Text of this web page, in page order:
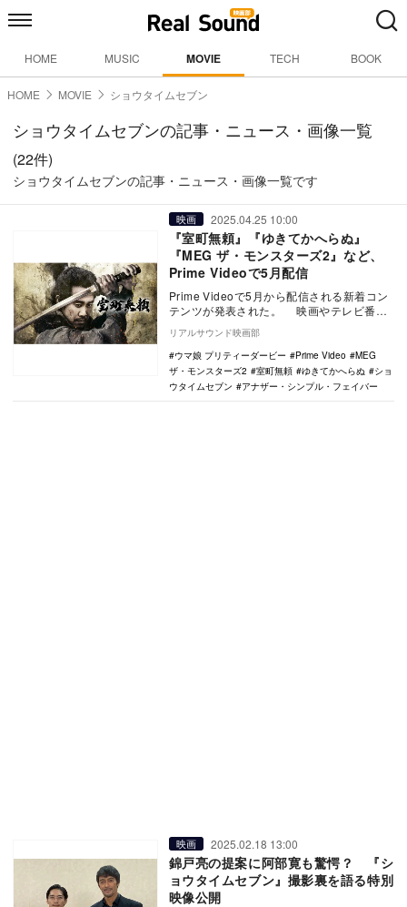
HOME MUSIC MOVIE TECH BOOK
HOME MOVIE ショウタイムセブン
ショウタイムセブンの記事・ニュース・画像一覧
(22件)
ショウタイムセブンの記事・ニュース・画像一覧です
映画 2025.04.25 10:00
『室町無頼』『ゆきてかへらぬ』
『MEG ザ・モンスターズ2』など、
Prime Videoで5月配信
Prime Videoで5月から配信される新着コン
テンツが発表された。 映画やテレビ番組
が見放題のPrime VideoのS…
リアルサウンド映画部
ウマ娘 プリティーダービー
Prime Video
MEG
ザ・モンスターズ2
室町無頼 ゆきてかへらぬ
ショ
ウタイムセブン
アナザー・シンプル・フェイバー
映画 2025.02.18 13:00
錦戸亮の提案に阿部寛も驚愕？ 『シ
ョウタイムセブン』撮影裏を語る特別
映像公開